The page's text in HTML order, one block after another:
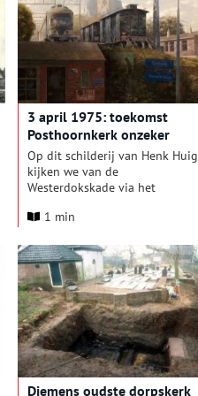
plek die oorspronkelijk
religieus van aard was.
3 april 1975: toekomst
Posthoornkerk onzeker
Op dit schilderij van Henk Huig
kijken we van de
Westerdokskade via het
richting van de
waarvan de torens naar
verhouding groot zijn
weergegeven. Het schilderij is
gemaakt in 1975, toen de
toekomst van dit kerkgebouw
bijzonder onzeker was.
1 min
Diemens oudste dorpskerk